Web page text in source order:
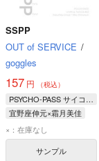
SSPP
OUT of SERVICE /
goggles
157 円 （税込）
PSYCHO-PASS サイコパス
宜野座伸元×霜月美佳
宜野座伸元
×：在庫なし
サンプル